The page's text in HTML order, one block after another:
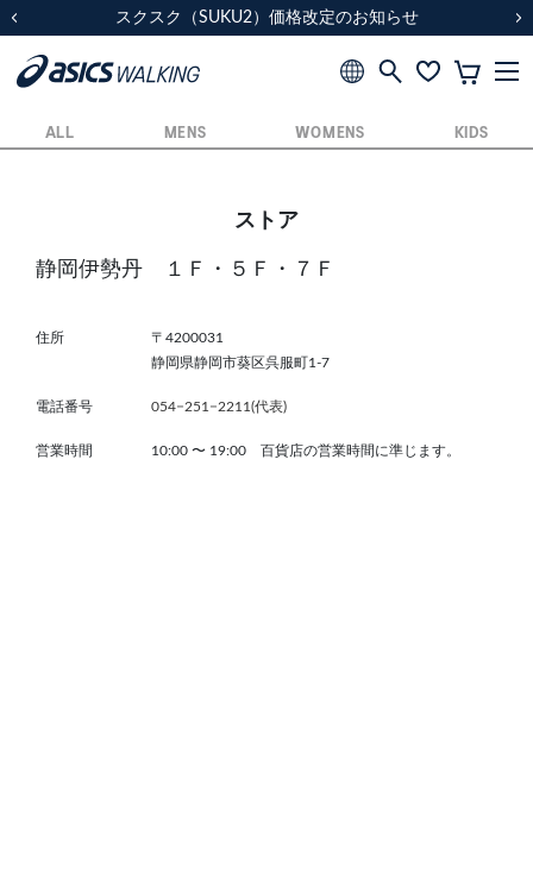
スクスク（SUKU2）価格改定のお知らせ
配送に関するお知らせ
スクスク（SUKU2）価格改定のお知らせ
配送に関するお知らせ
ALL MENS WOMENS KIDS
ストア
静岡伊勢丹 １Ｆ・５Ｆ・７Ｆ
住所
〒4200031
静岡県静岡市葵区呉服町1-7
電話番号 054−251−2211(代表)
営業時間 10:00 〜 19:00 百貨店の営業時間に準じます。